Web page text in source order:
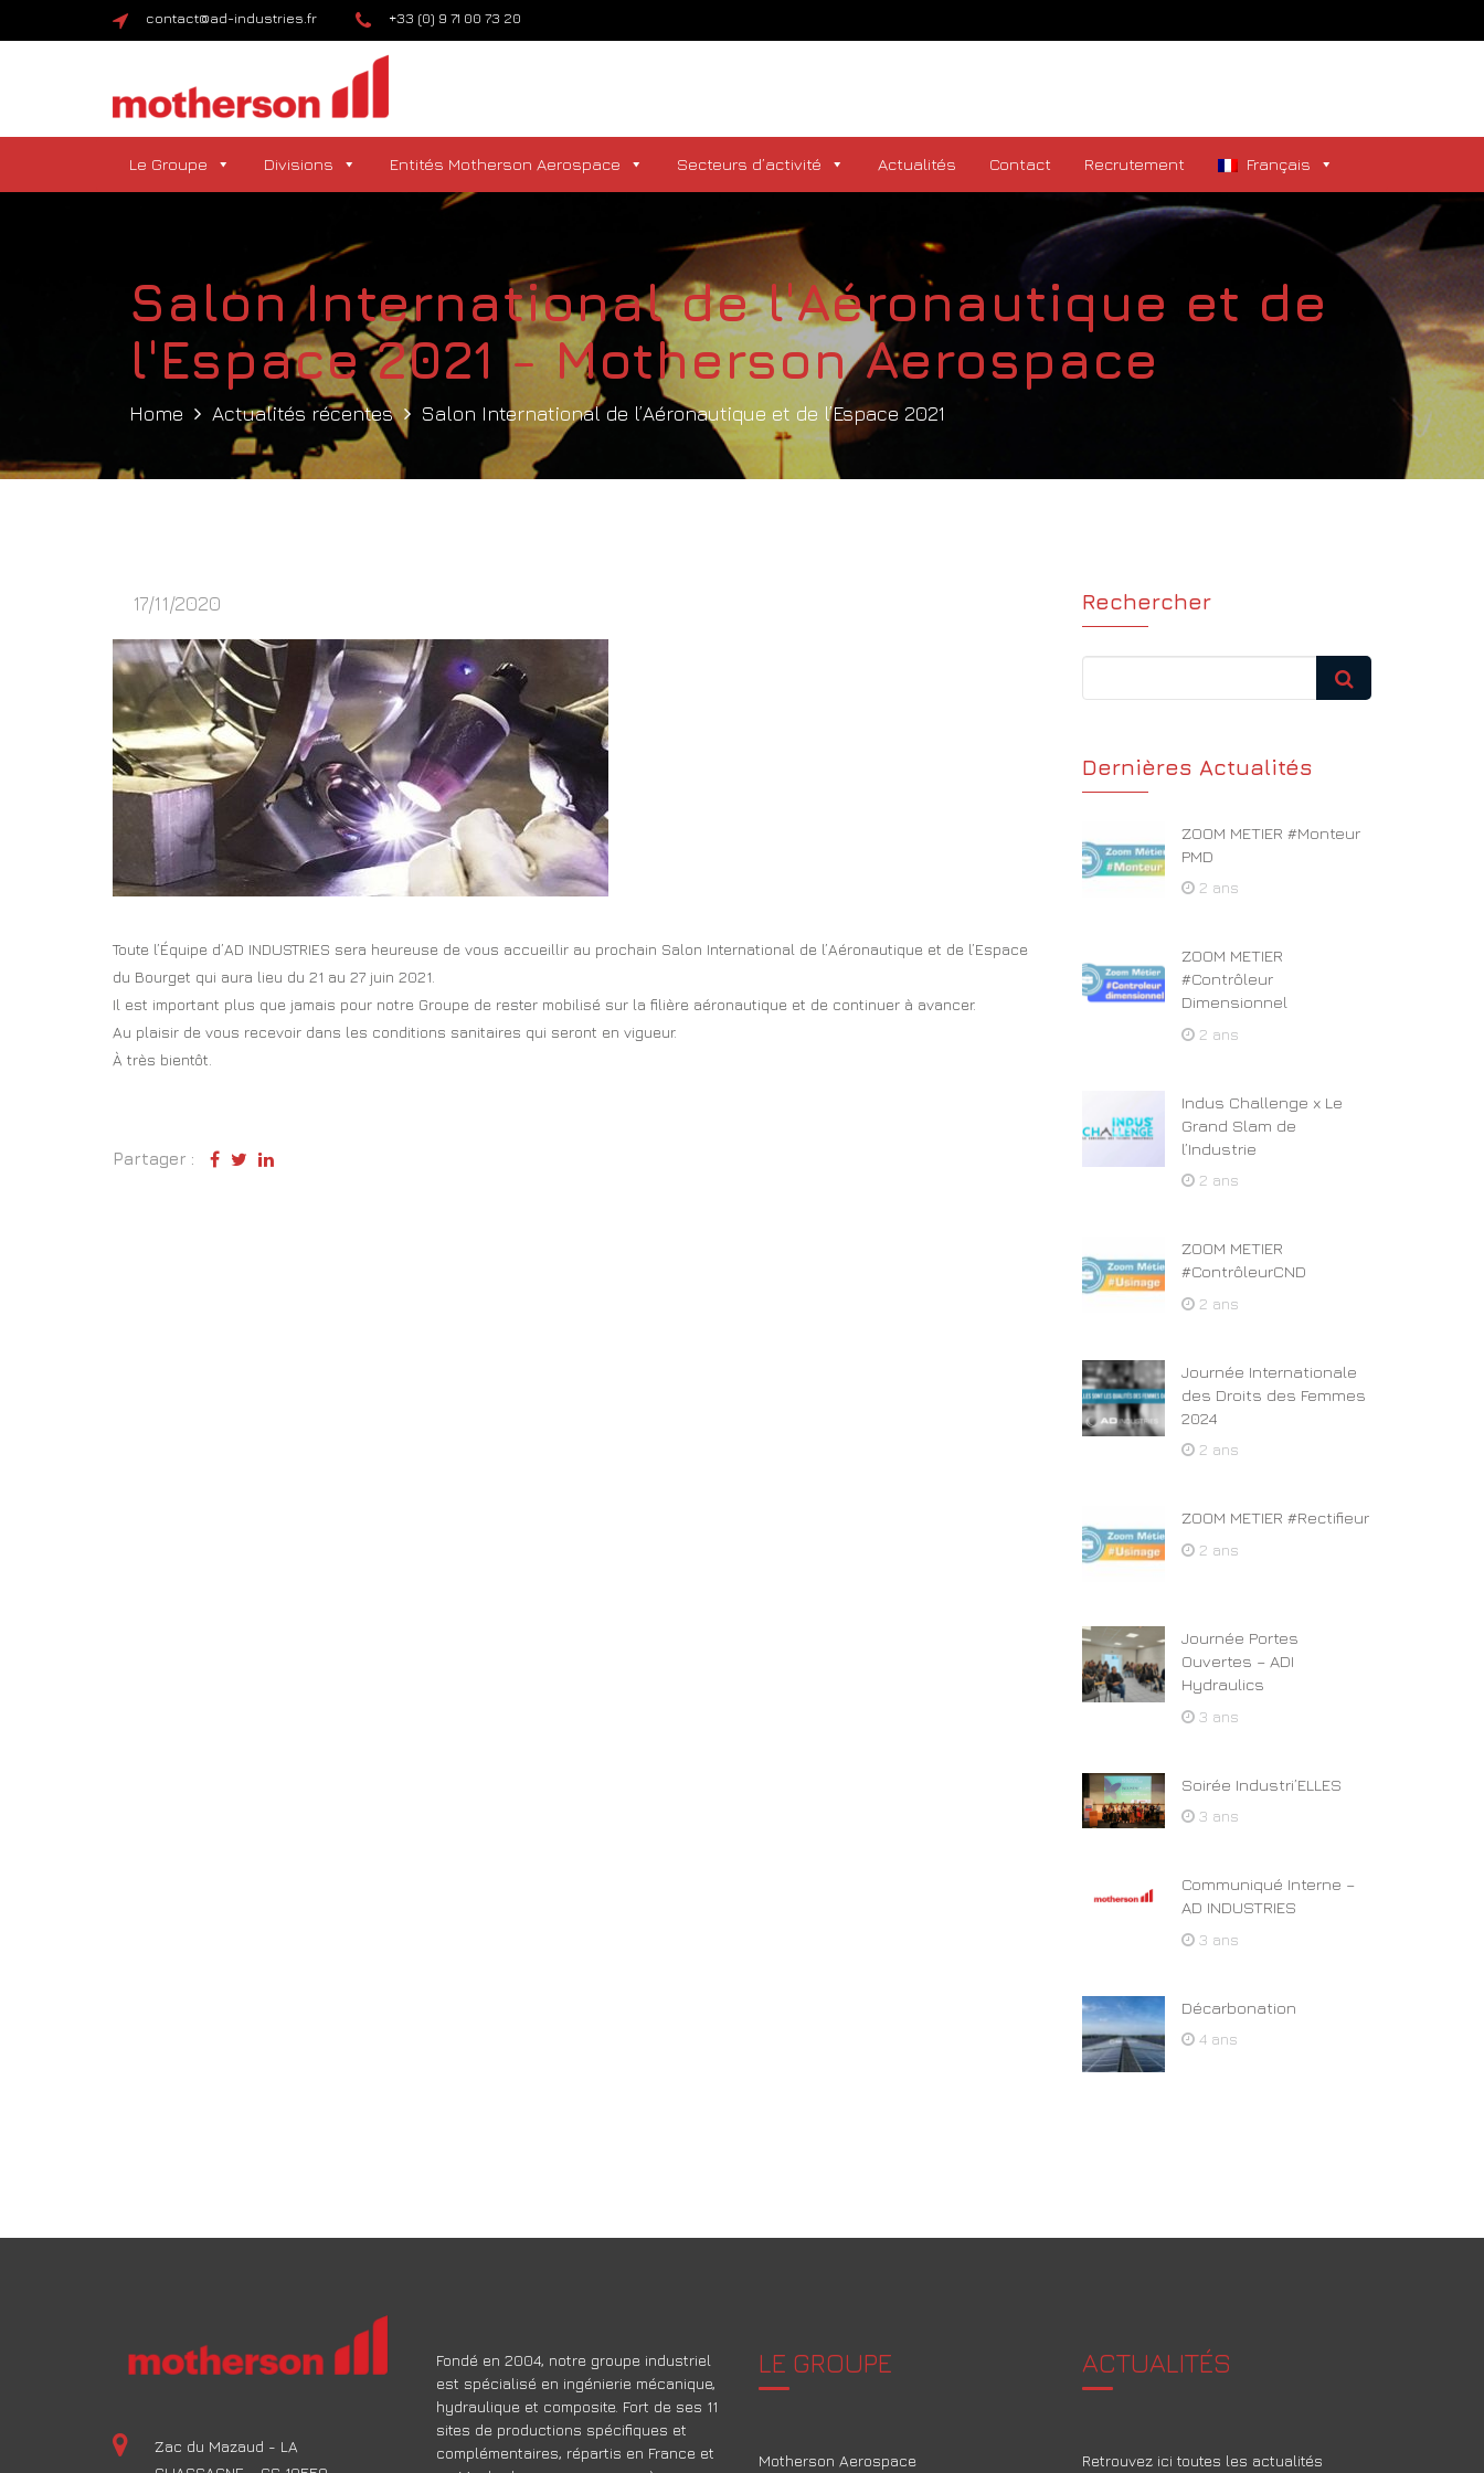
contact@ad-industries.fr +33 (0) 9 71 00 73 20
Le Groupe Divisions Entités Motherson Aerospace Secteurs d’activité Actualités Contact Recrutement Français
Salon International de l'Aéronautique et de
l'Espace 2021 - Motherson Aerospace
Home Actualités récentes Salon International de l’Aéronautique et de l’Espace 2021
17/11/2020
Toute l’Équipe d’AD INDUSTRIES sera heureuse de vous accueillir au prochain Salon International de l’Aéronautique et de l’Espace
du Bourget qui aura lieu du 21 au 27 juin 2021.
Il est important plus que jamais pour notre Groupe de rester mobilisé sur la filière aéronautique et de continuer à avancer.
Au plaisir de vous recevoir dans les conditions sanitaires qui seront en vigueur.
À très bientôt.
Partager :
Rechercher
Dernières Actualités
ZOOM METIER #Monteur
PMD
2 ans
ZOOM METIER
#Contrôleur
Dimensionnel
2 ans
Indus Challenge x Le
Grand Slam de
l’Industrie
2 ans
ZOOM METIER
#ContrôleurCND
2 ans
Journée Internationale
des Droits des Femmes
2024
2 ans
ZOOM METIER #Rectifieur
2 ans
Journée Portes
Ouvertes – ADI
Hydraulics
3 ans
Soirée Industri’ELLES
3 ans
Communiqué Interne –
AD INDUSTRIES
3 ans
Décarbonation
4 ans
Zac du Mazaud - LA
Fondé en 2004, notre groupe industriel
est spécialisé en ingénierie mécanique,
hydraulique et composite. Fort de ses 11
sites de productions spécifiques et
complémentaires, répartis en France et
LE GROUPE
Motherson Aerospace
ACTUALITÉS
Retrouvez ici toutes les actualités